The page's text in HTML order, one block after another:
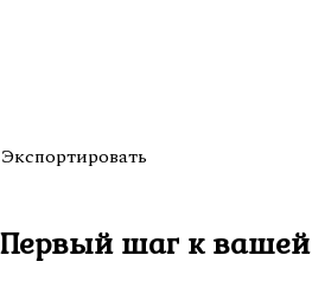
Экспортировать
Первый шаг к вашей